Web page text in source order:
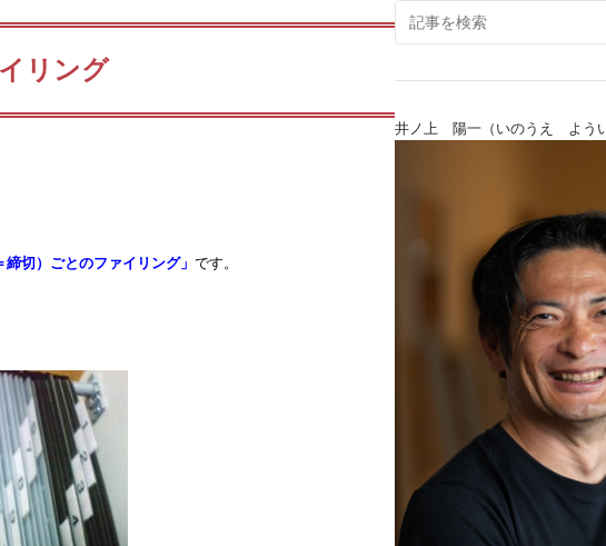
リング
締切）ごとのファイリング」 です。
井ノ上 陽一（いのうえ ようい